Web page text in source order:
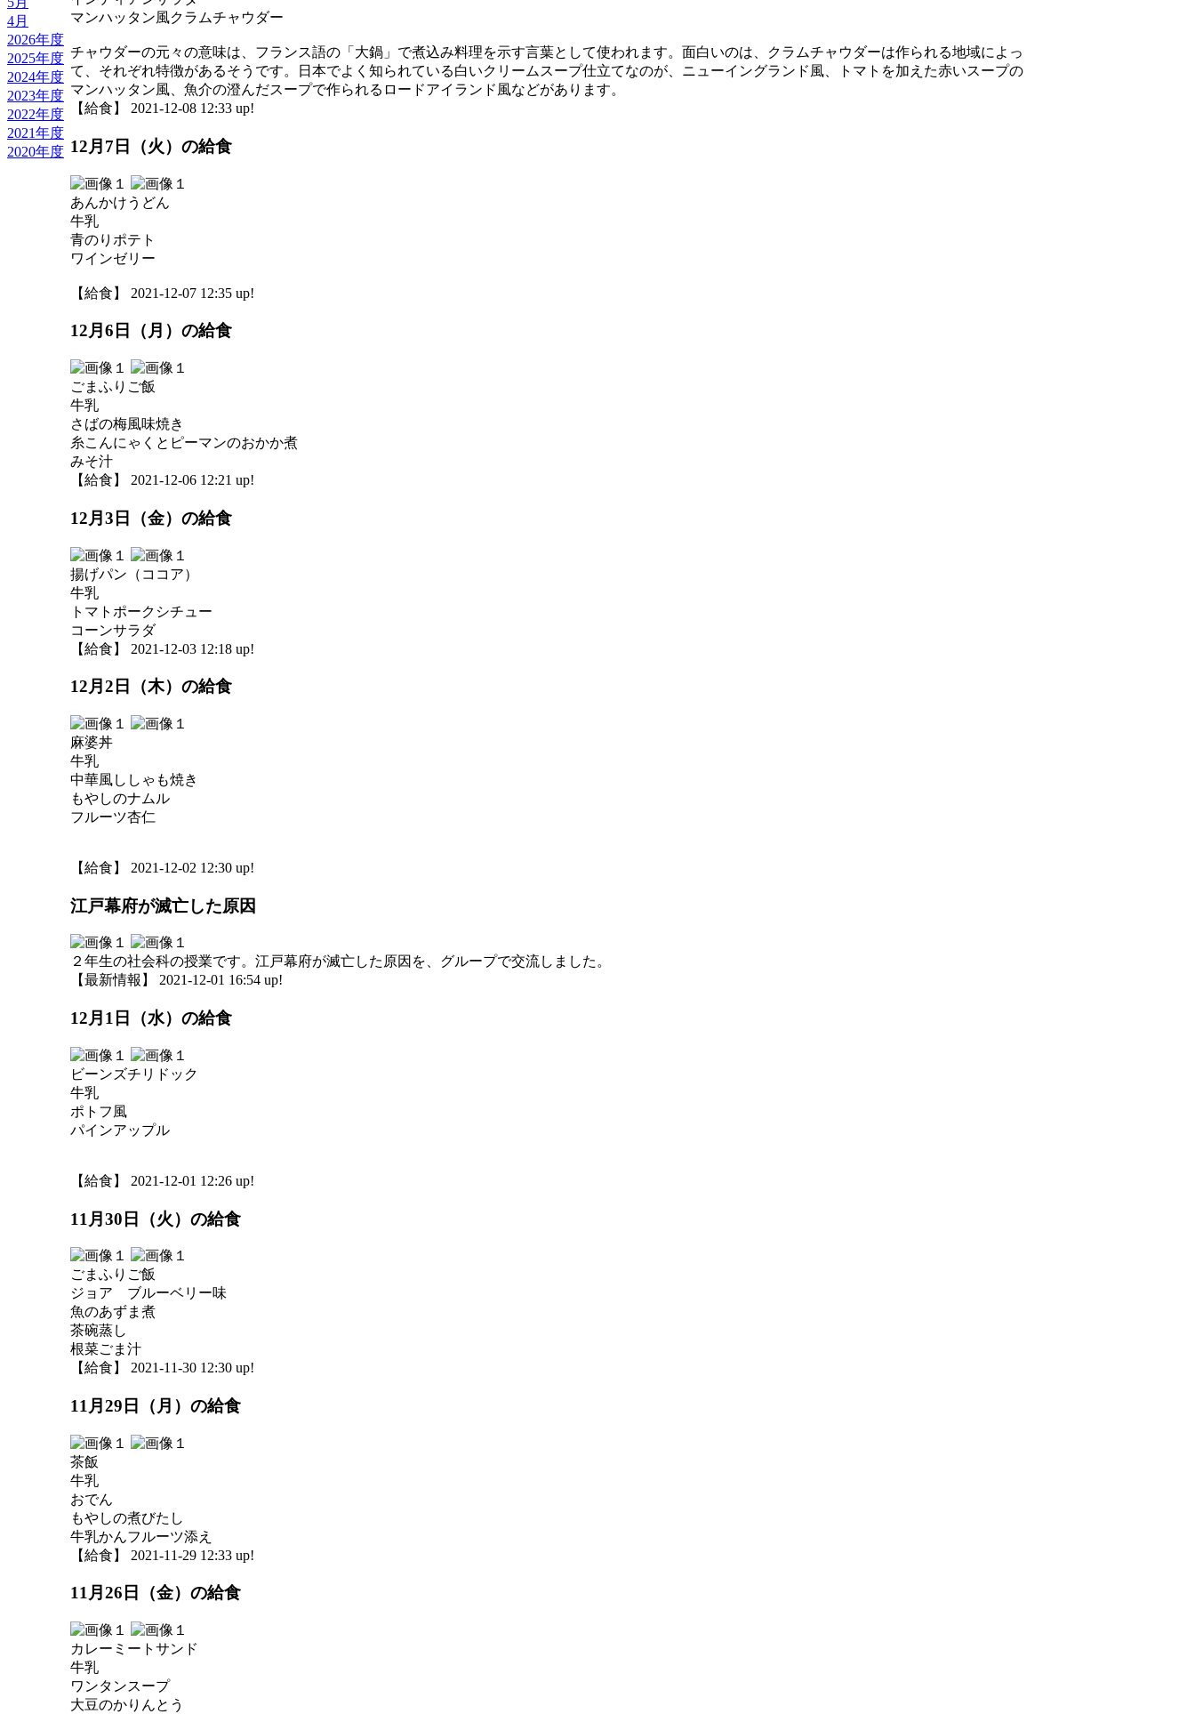
4月
2026年度
2025年度
2024年度
2023年度
2022年度
2021年度
2020年度
マンハッタン風クラムチャウダー
チャウダーの元々の意味は、フランス語の「大鍋」で煮込み料理を示す言葉として使われます。面白いのは、クラムチャウダーは作られる地域によっ
て、それぞれ特徴があるそうです。日本でよく知られている白いクリームスープ仕立てなのが、ニューイングランド風、トマトを加えた赤いスープの
マンハッタン風、魚介の澄んだスープで作られるロードアイランド風などがあります。
【給食】 2021-12-08 12:33 up!
12月7日（火）の給食
あんかけうどん
牛乳
青のりポテト
ワインゼリー
【給食】 2021-12-07 12:35 up!
12月6日（月）の給食
ごまふりご飯
牛乳
さばの梅風味焼き
糸こんにゃくとピーマンのおかか煮
みそ汁
【給食】 2021-12-06 12:21 up!
12月3日（金）の給食
揚げパン（ココア）
牛乳
トマトポークシチュー
コーンサラダ
【給食】 2021-12-03 12:18 up!
12月2日（木）の給食
麻婆丼
牛乳
中華風ししゃも焼き
もやしのナムル
フルーツ杏仁
【給食】 2021-12-02 12:30 up!
江戸幕府が滅亡した原因
２年生の社会科の授業です。江戸幕府が滅亡した原因を、グループで交流しました。
【最新情報】 2021-12-01 16:54 up!
12月1日（水）の給食
ビーンズチリドック
牛乳
ポトフ風
パインアップル
【給食】 2021-12-01 12:26 up!
11月30日（火）の給食
ごまふりご飯
ジョア ブルーベリー味
魚のあずま煮
茶碗蒸し
根菜ごま汁
【給食】 2021-11-30 12:30 up!
11月29日（月）の給食
茶飯
牛乳
おでん
もやしの煮びたし
牛乳かんフルーツ添え
【給食】 2021-11-29 12:33 up!
11月26日（金）の給食
カレーミートサンド
牛乳
ワンタンスープ
大豆のかりんとう